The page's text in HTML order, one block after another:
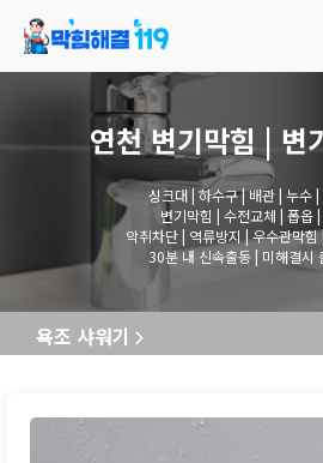
연천 변기막힘 | 변
싱크대 | 하수구 | 배관 | 누수 |
변기막힘 | 수전교체 | 폽옵
악취차단 | 역류방지 | 우수관막힘
30분 내 신속출동 | 미해결시
욕조 샤워기